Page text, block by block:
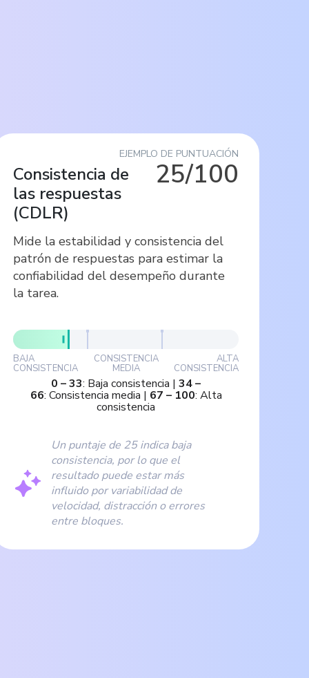
EJEMPLO DE PUNTUACIÓN
25/100
Consistencia de
las respuestas
(CDLR)
Mide la estabilidad y consistencia del
patrón de respuestas para estimar la
confiabilidad del desempeño durante
la tarea.
BAJA
CONSISTENCIA
CONSISTENCIA
MEDIA
ALTA
CONSISTENCIA
0 –33: Baja consistencia |34–
66: Consistencia media | 67 – 100: Alta
consistencia
Un puntaje de 25 indica baja
consistencia, por lo que el
resultado puede estar más
influido por variabilidad de
velocidad, distracción o errores
entre bloques.